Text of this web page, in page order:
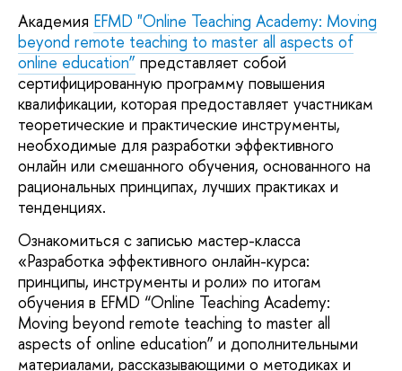
Академия EFMD "Online Teaching Academy: Moving
beyond remote teaching to master all aspects of
online education” представляет собой
сертифицированную программу повышения
квалификации, которая предоставляет участникам
теоретические и практические инструменты,
необходимые для разработки эффективного
онлайн или смешанного обучения, основанного на
рациональных принципах, лучших практиках и
тенденциях.
Ознакомиться с записью мастер-класса
«Разработка эффективного онлайн-курса:
принципы, инструменты и роли» по итогам
обучения в EFMD “Online Teaching Academy:
Moving beyond remote teaching to master all
aspects of online education” и дополнительными
материалами, рассказывающими о методиках и